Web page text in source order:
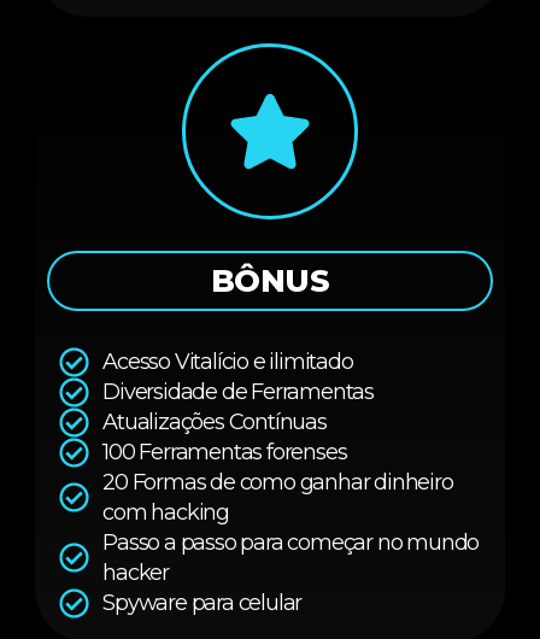
BÔNUS
Acesso Vitalício e ilimitado
Diversidade de Ferramentas
Atualizações Contínuas
100 Ferramentas forenses
20 Formas de como ganhar dinheiro
com hacking
Passo a passo para começar no mundo
hacker
Spyware para celular